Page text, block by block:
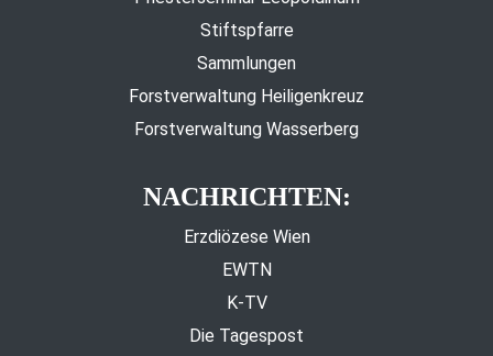
Stiftspfarre
Sammlungen
Forstverwaltung Heiligenkreuz
Forstverwaltung Wasserberg
NACHRICHTEN:
Erzdiözese Wien
EWTN
K-TV
Die Tagespost